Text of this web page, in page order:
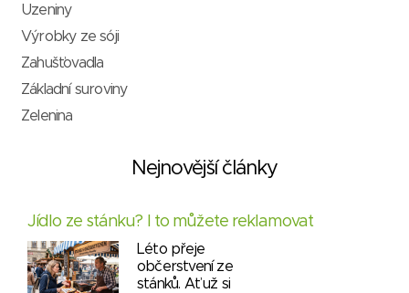
Uzeniny
Výrobky ze sóji
Zahušťovadla
Základní suroviny
Zelenina
Nejnovější články
Jídlo ze stánku? I to můžete reklamovat
Léto přeje
občerstvení ze
stánků. Ať už si